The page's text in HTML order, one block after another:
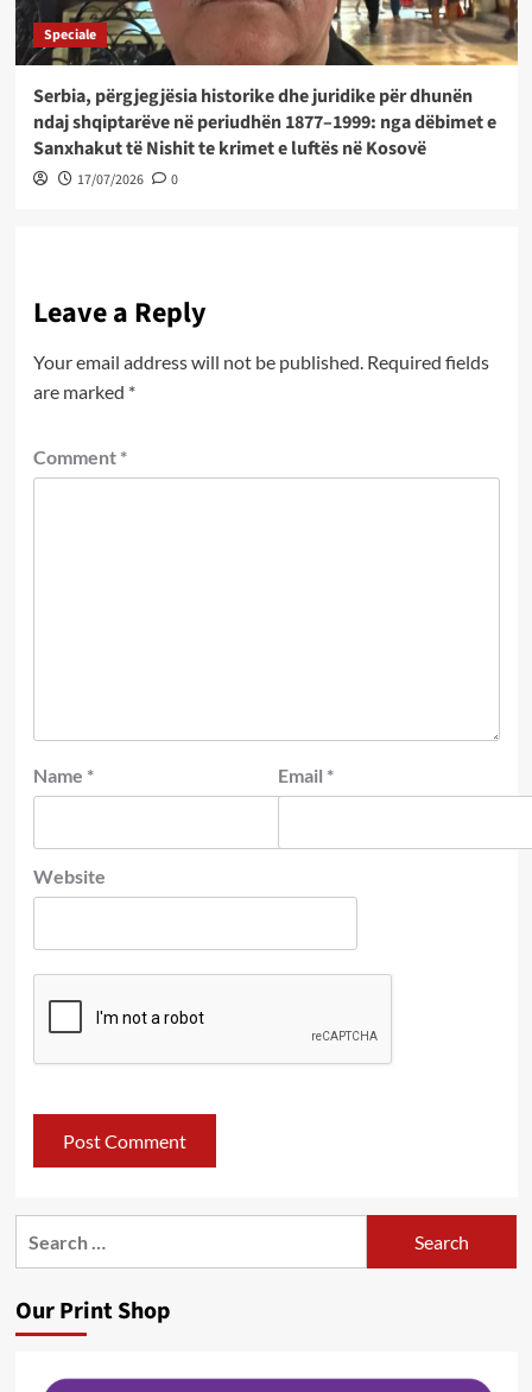
Speciale
Serbia, përgjegjësia historike dhe juridike për dhunën
ndaj shqiptarëve në periudhën 1877–1999: nga dëbimet e
Sanxhakut të Nishit te krimet e luftës në Kosovë
17/07/2026 0
Leave a Reply
Your email address will not be published. Required fields
are marked *
Comment *
Name * Email *
Website
Our Print Shop